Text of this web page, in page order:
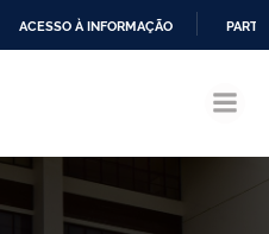
CONTEÚDO
ACESSO À INFORMAÇÃO